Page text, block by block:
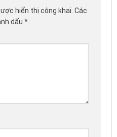
hiển thị công khai. Các
dấu *